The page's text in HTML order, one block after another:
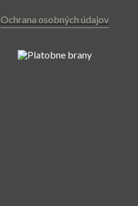
Ochrana osobných údajov